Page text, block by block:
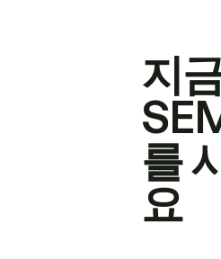
지
를
요